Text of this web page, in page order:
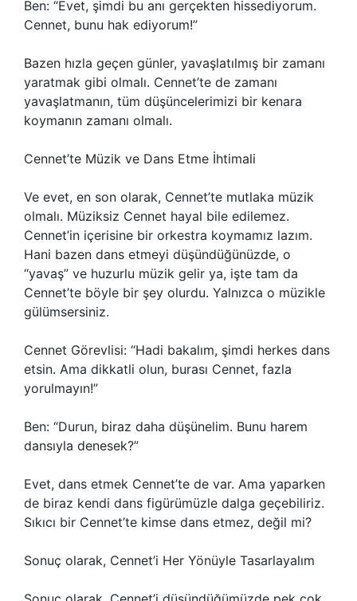
Ben: “Evet, şimdi bu anı gerçekten hissediyorum.
Cennet, bunu hak ediyorum!”
Bazen hızla geçen günler, yavaşlatılmış bir zamanı
yaratmak gibi olmalı. Cennet’te de zamanı
yavaşlatmanın, tüm düşüncelerimizi bir kenara
koymanın zamanı olmalı.
Cennet’te Müzik ve Dans Etme İhtimali
Ve evet, en son olarak, Cennet’te mutlaka müzik
olmalı. Müziksiz Cennet hayal bile edilemez.
Cennet’in içerisine bir orkestra koymamız lazım.
Hani bazen dans etmeyi düşündüğünüzde, o
“yavaş” ve huzurlu müzik gelir ya, işte tam da
Cennet’te böyle bir şey olurdu. Yalnızca o müzikle
gülümsersiniz.
Cennet Görevlisi: “Hadi bakalım, şimdi herkes dans
etsin. Ama dikkatli olun, burası Cennet, fazla
yorulmayın!”
Ben: “Durun, biraz daha düşünelim. Bunu harem
dansıyla denesek?”
Evet, dans etmek Cennet’te de var. Ama yaparken
de biraz kendi dans figürümüzle dalga geçebiliriz.
Sıkıcı bir Cennet’te kimse dans etmez, değil mi?
Sonuç olarak, Cennet’i Her Yönüyle Tasarlayalım